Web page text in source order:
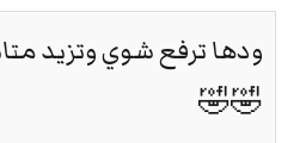
ودها ترفع شوي وتزيد
🤣🤣